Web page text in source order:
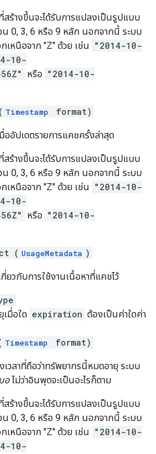
สร้างขึ้นจะได้รับการแปลงเป็นรูปแบบ
น 0, 3, 6 หรือ 9 หลัก นอกจากนี้ ระบบ
หนือจาก "Z" ด้วย เช่น "2014-10-
10-
หรือ "2014-10-
Timestamp format)
ออัปเดตรายการแคชครั้งล่าสุด
สร้างขึ้นจะได้รับการแปลงเป็นรูปแบบ
น 0, 3, 6 หรือ 9 หลัก นอกจากนี้ ระบบ
หนือจาก "Z" ด้วย เช่น "2014-10-
10-
หรือ "2014-10-
( UsageMetadata )
ยวกับการใช้งานเนื้อหาที่แคชไว้
เมื่อใด expiration ต้องเป็นค่าใดค่า
Timestamp format)
เวลาที่ถือว่าทรัพยากรนี้หมดอายุ ระบบ
อไม่ว่าอินพุตจะเป็นอะไรก็ตาม
สร้างขึ้นจะได้รับการแปลงเป็นรูปแบบ
น 0, 3, 6 หรือ 9 หลัก นอกจากนี้ ระบบ
หนือจาก "Z" ด้วย เช่น "2014-10-
10-